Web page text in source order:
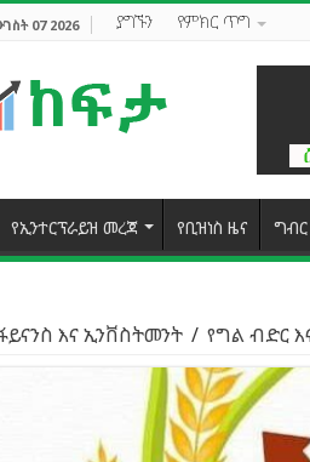
07 2026 ያግኙን የምክር ጥግ
የኢንተርፕራይዝ መረጃ የቢዝነስ ዜና ግብር
እና ኢንቨስትመንት / የግል ብድር